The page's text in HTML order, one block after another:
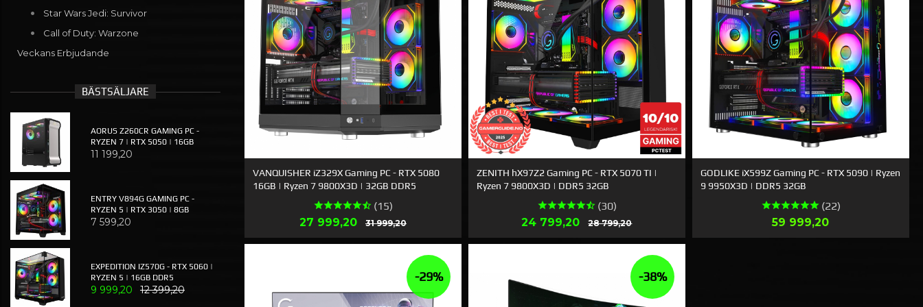
VANQUISHER iZ329X Gaming PC - RTX 5080
16GB | Ryzen 7 9800X3D | 32GB DDR5
(15)
Erbjudande
27 999,20 31 999,20Rabatt
ZENITH hX97Z2 Gaming PC - RTX 5070 TI |
Ryzen 7 9800X3D | DDR5 32GB
(30)
Erbjudande
24 799,20 28 799,20Rabatt
GODLIKE iX599Z Gaming PC - RTX 5090 | Ryzen
9 9950X3D | DDR5 32GB
(22)
Pris
59 999,20
-29% -38%
Star Wars Jedi: Survivor
Call of Duty: Warzone
Veckans Erbjudande
BÄSTSÄLJARE
AORUS Z260CR GAMING PC -
RYZEN 7 | RTX 5050 | 16GB
11 199,20
ENTRY V894G GAMING PC -
RYZEN 5 | RTX 3050 | 8GB
7 599,20
EXPEDITION IZ570G - RTX 5060 |
RYZEN 5 | 16GB DDR5
9 999,20 12 399,20